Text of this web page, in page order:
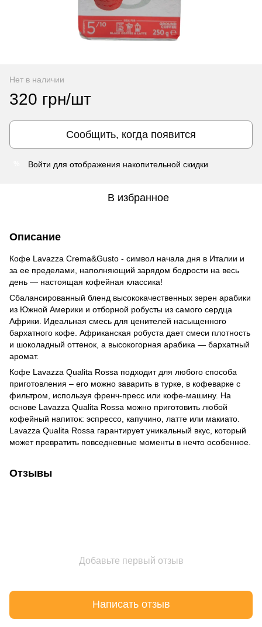
Нет в наличии
320 грн/шт
Сообщить, когда появится
Войти для отображения накопительной скидки
В избранное
Описание
Кофе Lavazza Crema&Gusto - символ начала дня в Италии и
за ее пределами, наполняющий зарядом бодрости на весь
день — настоящая кофейная классика!
Сбалансированный бленд высококачественных зерен арабики
из Южной Америки и отборной робусты из самого сердца
Африки. Идеальная смесь для ценителей насыщенного
бархатного кофе. Африканская робуста дает смеси плотность
и шоколадный оттенок, а высокогорная арабика — бархатный
аромат.
Кофе Lavazza Qualita Rossa подходит для любого способа
приготовления – его можно заварить в турке, в кофеварке с
фильтром, используя френч-пресс или кофе-машину. На
основе Lavazza Qualita Rossa можно приготовить любой
кофейный напиток: эспрессо, капучино, латте или макиато.
Lavazza Qualita Rossa гарантирует уникальный вкус, который
может превратить повседневные моменты в нечто особенное.
Отзывы
Добавьте первый отзыв
Написать отзыв